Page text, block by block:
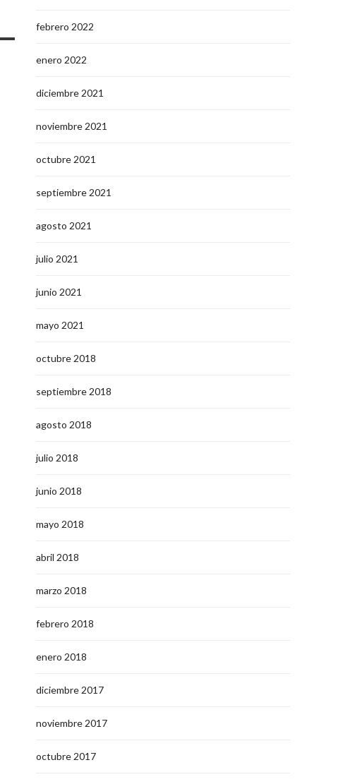
febrero 2022
enero 2022
diciembre 2021
noviembre 2021
octubre 2021
septiembre 2021
agosto 2021
julio 2021
junio 2021
mayo 2021
octubre 2018
septiembre 2018
agosto 2018
julio 2018
junio 2018
mayo 2018
abril 2018
marzo 2018
febrero 2018
enero 2018
diciembre 2017
noviembre 2017
octubre 2017